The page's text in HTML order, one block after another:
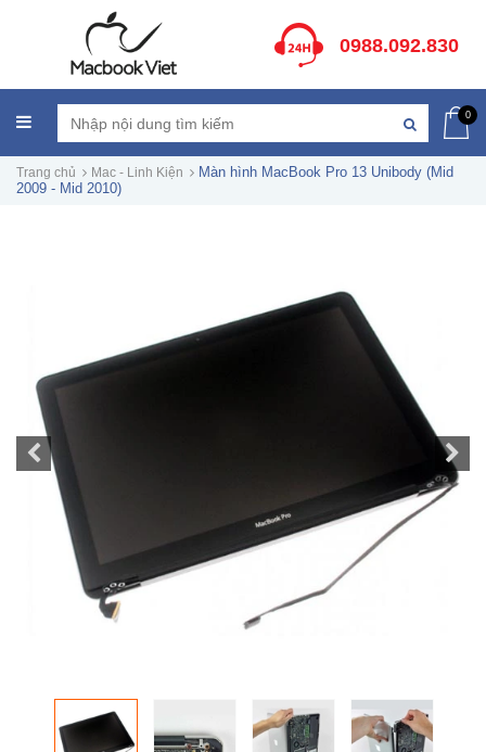
0988.092.830
0
Trang chủ Mac - Linh Kiện
Màn hình MacBook Pro 13 Unibody (Mid
2009 - Mid 2010)